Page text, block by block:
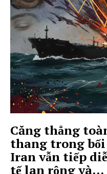
Căng thẳng
thang trong bối
Iran vẫn tiếp
tế lan rộng và...